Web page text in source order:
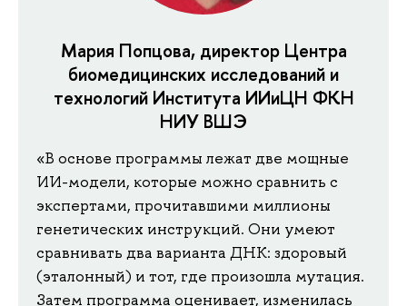
Мария Попцова, директор Центра
биомедицинских исследований и
технологий Института ИИиЦН ФКН
НИУ ВШЭ
«В основе программы лежат две мощные
ИИ-модели, которые можно сравнить с
экспертами, прочитавшими миллионы
генетических инструкций. Они умеют
сравнивать два варианта ДНК: здоровый
(эталонный) и тот, где произошла мутация.
Затем программа оценивает, изменилась